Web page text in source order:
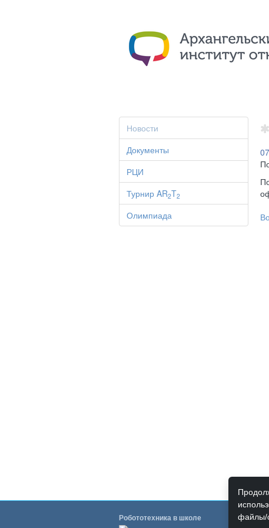
Новости
Документы
РЦИ
Турнир AR2T2
Олимпиада
Робототехника в школе
файлы/